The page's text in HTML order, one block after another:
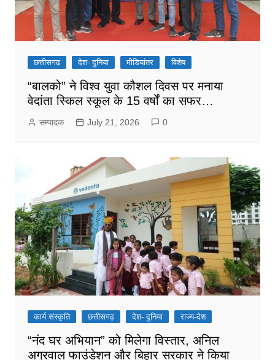
छत्तीसगढ़ देश- दुनिया मीडियांतर विशेष
“बालको” ने विश्व युवा कौशल दिवस पर मनाया
वेदांता स्किल स्कूल के 15 वर्षों का सफर…
सम्पादक July 21, 2026 0
कार्य संस्कृति छत्तीसगढ़ देश- दुनिया राज्य-देश
“नंद घर अभियान” को मिलेगा विस्तार, अनिल
अग्रवाल फाउंडेशन और बिहार सरकार ने किया